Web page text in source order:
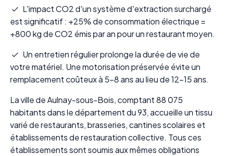
L'impact CO2 d'un système d'extraction surchargé
est significatif : +25% de consommation électrique =
+800 kg de CO2 émis par an pour un restaurant moyen.
Un entretien régulier prolonge la durée de vie de
votre matériel. Une motorisation préservée évite un
remplacement coûteux à 5-8 ans au lieu de 12-15 ans.
La ville de Aulnay-sous-Bois, comptant 88 075
habitants dans le département du 93, accueille un tissu
varié de restaurants, brasseries, cantines scolaires et
établissements de restauration collective. Tous ces
établissements sont soumis aux mêmes obligations